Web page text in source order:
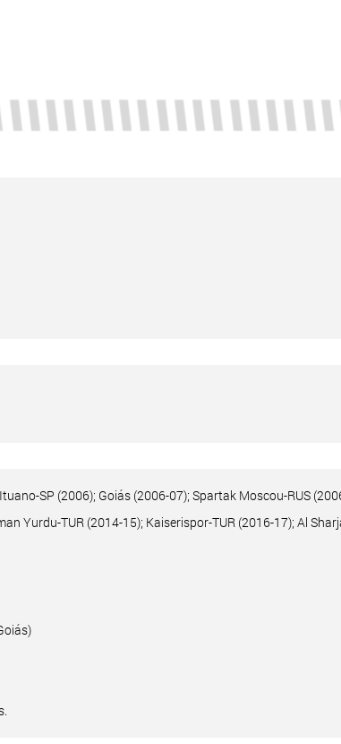
SP (2006); Goiás (2006-07); Spartak Moscou-RUS
Yurdu-TUR (2014-15); Kaiserispor-TUR (2016-17); Al